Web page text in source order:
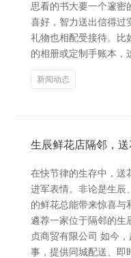
思看的书大要一个邃密
喜好，智力送出信得过
礼物也相配受接待。比
的相册或定制手账本，
新闻动态
生辰鲜花店隔邻，送
在快节律的生存中，送
进军表情。非论是生辰
的鲜花总能带来惊喜与
遴荐一家位于隔邻的生
贞商贸有限公司 如今
事，提供同城配送、即